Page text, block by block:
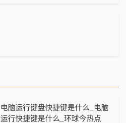
电脑运行键盘快捷键是什么_电脑
运行快捷键是什么_环球今热点